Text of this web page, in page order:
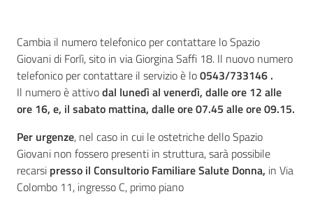
Dedicato
a...
Bandi
e
Concorsi
Seguici
Cambia il numero telefonico per contattare lo Spazio
Giovani di Forlì, sito in via Giorgina Saffi 18. Il nuovo numero
telefonico per contattare il servizio è lo0543/733146 .
Il numero è attivodal lunedì al venerdì, dalle ore 12 alle
ore 16, e, il sabato mattina, dalle ore 07.45 alle ore 09.15.
Per urgenze, nel caso in cui le ostetriche dello Spazio
Giovani non fossero presenti in struttura, sarà possibile
recarsi presso il Consultorio Familiare Salute Donna, in Via
Colombo 11, ingresso C, primo piano